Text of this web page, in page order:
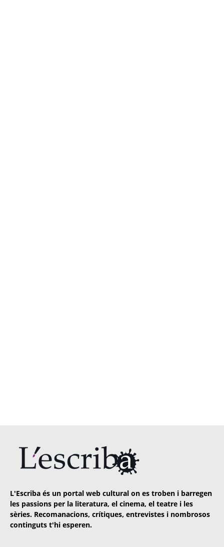
L'Escriba és un portal web cultural on es troben i barregen
les passions per la literatura, el cinema, el teatre i les
sèries. Recomanacions, crítiques, entrevistes i nombrosos
continguts t'hi esperen.